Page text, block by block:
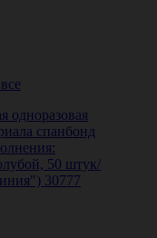
одноразовая
спанбонд
50 штук/
30777